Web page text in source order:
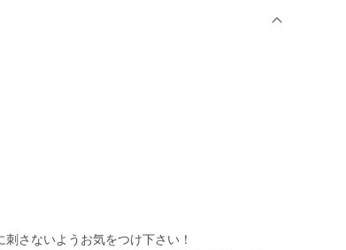
さないようお気をつけ下さい！